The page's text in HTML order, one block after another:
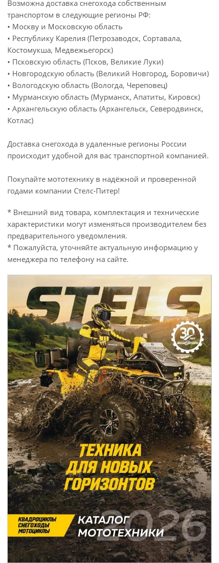
Возможна доставка снегохода собственным
транспортом в следующие регионы РФ:
• Москву и Московскую область
• Республику Карелия (Петрозаводск, Сортавала,
Костомукша, Медвежьегорск)
• Псковскую область (Псков, Великие Луки)
• Новгородскую область (Великий Новгород, Боровичи)
• Вологодскую область (Вологда, Череповец)
• Мурманскую область (Мурманск, Апатиты, Кировск)
• Архангельскую область (Архангельск, Северодвинск,
Котлас)
Доставка снегохода в удаленные регионы России
происходит удобной для вас транспортной компанией.
Покупайте мототехнику в надёжной и проверенной
годами компании Стелс-Питер!
* Внешний вид товара, комплектация и технические
характеристики могут изменяться производителем без
предварительного уведомления.
* Пожалуйста, уточняйте актуальную информацию у
менеджера по телефону на сайте.